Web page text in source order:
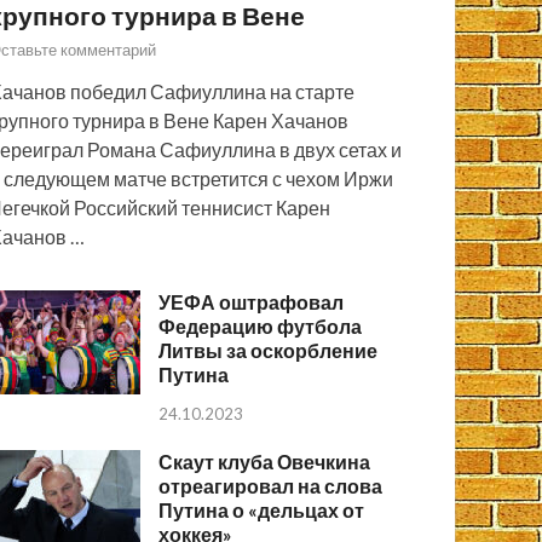
турнира в Вене
комментарий
победил Сафиуллина на старте
турнира в Вене Карен Хачанов
Романа Сафиуллина в двух сетах и
следующем матче встретится с чехом Иржи
Российский теннисист Карен
…
УЕФА оштрафовал
Федерацию футбола
Литвы за оскорбление
Путина
24.10.2023
Скаут клуба Овечкина
отреагировал на слова
Путина о «дельцах от
хоккея»